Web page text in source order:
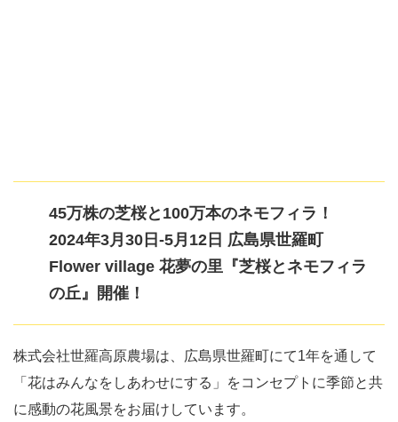
45万株の芝桜と100万本のネモフィラ！
2024年3月30日-5月12日 広島県世羅町
Flower village 花夢の里『芝桜とネモフィラ
の丘』開催！
株式会社世羅高原農場は、広島県世羅町にて1年を通して
「花はみんなをしあわせにする」をコンセプトに季節と共
に感動の花風景をお届けしています。